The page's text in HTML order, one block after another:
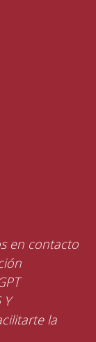
en contacto
Y
la